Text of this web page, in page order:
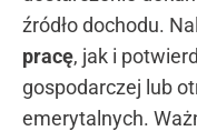
źródło dochodu.
pracę, jak i
gospodarczej lub
emerytalnych.